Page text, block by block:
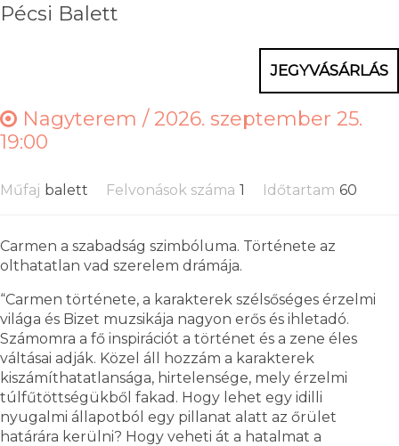
Pécsi Balett
JEGYVÁSÁRLÁS
Nagyterem /2026. szeptember 25.
19:00
Műfaj balett Felvonások száma 1 Időtartam 60
Carmen a szabadság szimbóluma. Története az
olthatatlan vad szerelem drámája.
“Carmen története, a karakterek szélsőséges érzelmi
világa és Bizet muzsikája nagyon erős és ihletadó.
Számomra a fő inspirációt a történet és a zene éles
váltásai adják. Közel áll hozzám a karakterek
kiszámíthatatlansága, hirtelensége, mely érzelmi
túlfűtöttségükből fakad. Hogy lehet egy idilli
nyugalmi állapotból egy pillanat alatt az őrület
határára kerülni? Hogy veheti át a hatalmat a